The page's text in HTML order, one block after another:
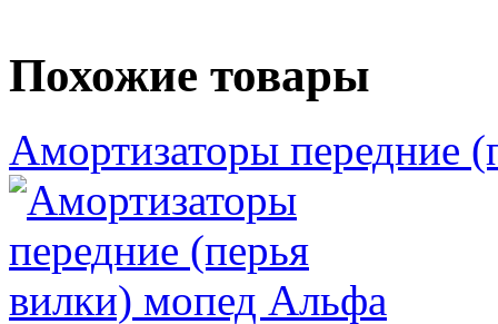
Похожие товары
Амортизаторы передние